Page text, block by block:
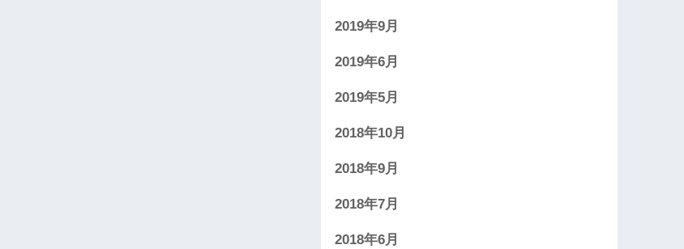
2019年9月
2019年6月
2019年5月
2018年10月
2018年9月
2018年7月
2018年6月